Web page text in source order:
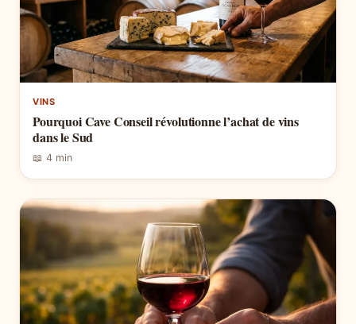
VINS
Pourquoi Cave Conseil révolutionne l’achat de vins
dans le Sud
📖 4 min